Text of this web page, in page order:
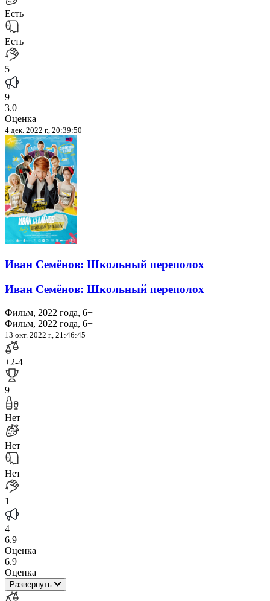
Есть
Есть
5
9
3.0
Оценка
4 дек. 2022 г., 20:39:50
Иван Семёнов: Школьный переполох
Иван Семёнов: Школьный переполох
Фильм, 2022 года, 6+
Фильм, 2022 года, 6+
13 окт. 2022 г., 21:46:45
+2-4
9
Нет
Нет
Нет
1
4
6.9
Оценка
6.9
Оценка
Развернуть